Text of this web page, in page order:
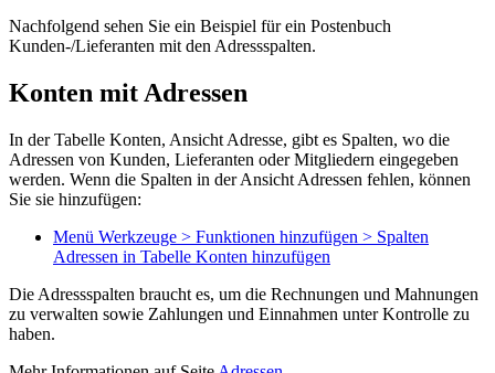
Nachfolgend sehen Sie ein Beispiel für ein Postenbuch
Kunden-/Lieferanten mit den Adressspalten.
Konten mit Adressen
In der Tabelle Konten, Ansicht Adresse, gibt es Spalten, wo die
Adressen von Kunden, Lieferanten oder Mitgliedern eingegeben
werden. Wenn die Spalten in der Ansicht Adressen fehlen, können
Sie sie hinzufügen:
Menü Werkzeuge > Funktionen hinzufügen > Spalten
Adressen in Tabelle Konten hinzufügen
Die Adressspalten braucht es, um die Rechnungen und Mahnungen
zu verwalten sowie Zahlungen und Einnahmen unter Kontrolle zu
haben.